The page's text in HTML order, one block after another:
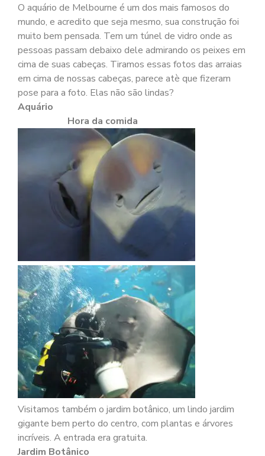
O aquário de Melbourne é um dos mais famosos do
mundo, e acredito que seja mesmo, sua construção foi
muito bem pensada. Tem um túnel de vidro onde as
pessoas passam debaixo dele admirando os peixes em
cima de suas cabeças. Tiramos essas fotos das arraias
em cima de nossas cabeças, parece atè que fizeram
pose para a foto. Elas não são lindas?
Aquário
Hora da comida
Visitamos também o jardim botânico, um lindo jardim
gigante bem perto do centro, com plantas e árvores
incríveis. A entrada era gratuita.
Jardim Botânico